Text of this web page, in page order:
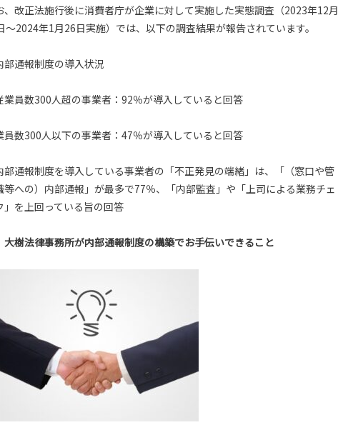
、改正法施行後に消費者庁が企業に対して実施した実態調査（2023年12月
～2024年1月26日実施）では、以下の調査結果が報告されています。
部通報制度の導入状況
員数300人超の事業者：92％が導入していると回答
員数300人以下の事業者：47％が導入していると回答
部通報制度を導入している事業者の「不正発見の端緒」は、「（窓口や管
等への）内部通報」が最多で77％、「内部監査」や「上司による業務チェ
」を上回っている旨の回答
樹法律事務所が内部通報制度の構築でお手伝いできること